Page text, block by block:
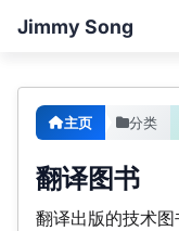
Jimmy Song
主页 分类
翻译图书
翻译出版的技术图